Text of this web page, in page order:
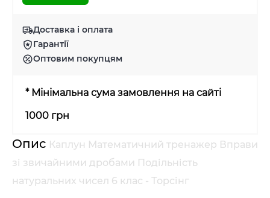
Доставка і оплата
Гарантії
Оптовим покупцям
* Мінімальна сума замовлення на сайті
1000 грн
Опис Каплун Математичний тренажер Вправи
зі звичайними дробами Подільність
натуральних чисел 6 клас - Торсінг